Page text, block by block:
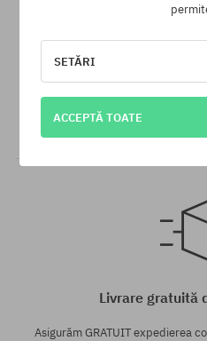
12% din
Livrare gratuită
Asigurăm GRATUIT expedierea
SETĂRI
ACCEPTĂ TOATE